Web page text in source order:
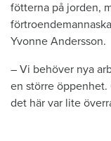
fötterna på jorden,
Yvonne Andersson.
– Vi behöver nya
en större öppenhet.
det här var lite